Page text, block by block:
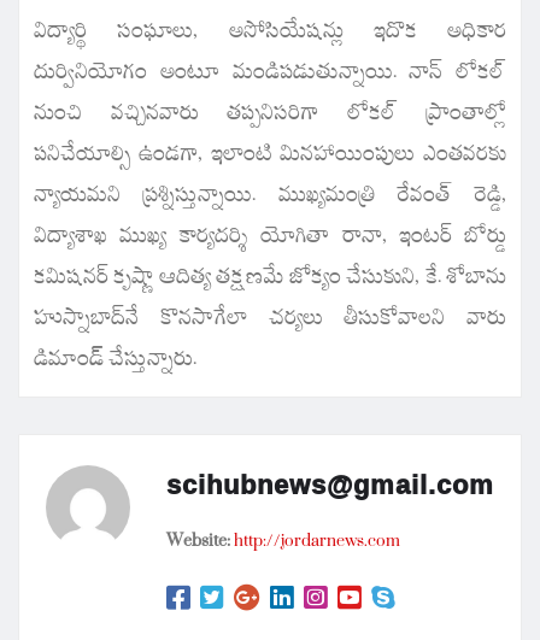
విద్యార్థి సంఘాలు, అసోసియేషన్లు ఇదొక అధికార
దుర్వినియోగం అంటూ మండిపడుతున్నాయి. నాన్ లోకల్
నుంచి వచ్చినవారు తప్పనిసరిగా లోకల్ ప్రాంతాల్లో
పనిచేయాల్సి ఉండగా, ఇలాంటి మినహాయింపులు ఎంతవరకు
న్యాయమని ప్రశ్నిస్తున్నాయి. ముఖ్యమంత్రి రేవంత్ రెడ్డి,
విద్యాశాఖ ముఖ్య కార్యదర్శి యోగితా రానా, ఇంటర్ బోర్డు
కమిషనర్ కృష్ణా ఆదిత్య తక్షణమే జోక్యం చేసుకుని, కే. శోబాను
హుస్నాబాద్‌నే కొనసాగేలా చర్యలు తీసుకోవాలని వారు
డిమాండ్ చేస్తున్నారు.
scihubnews@gmail.com
Website:http://jordarnews.com